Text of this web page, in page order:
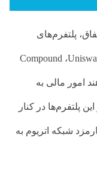
پلتفرم‌های
، Compound
امور مالی به
پلتفرم‌ها در کنار
شبکه اتریوم به